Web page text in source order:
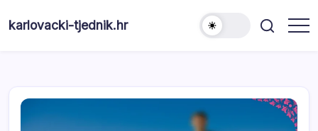
karlovacki-tjednik.hr